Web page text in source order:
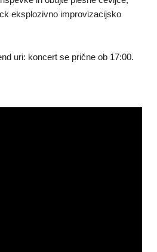
eksplozivno improvizacijsko
uri: koncert se prične ob 17:00.